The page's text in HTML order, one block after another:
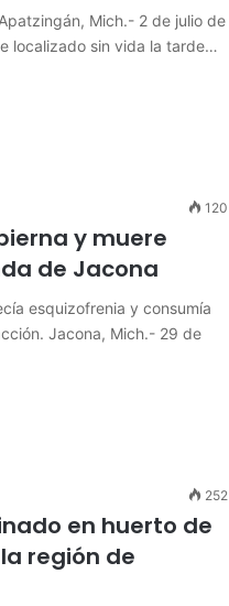
Mich.- 2 de julio de
localizado sin vida la tarde…
120
y muere
de Jacona
esquizofrenia y consumía
Jacona, Mich.- 29 de
252
en huerto de
región de